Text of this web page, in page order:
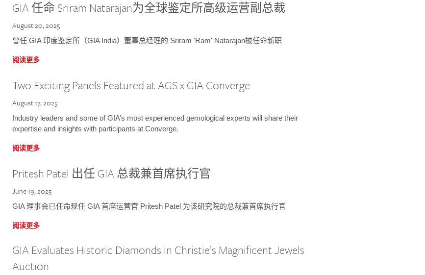
GIA 任命 Sriram Natarajan为全球鉴定所高级运营副总裁
August 20, 2025
曾任 GIA 印度鉴定所（GIA India）董事总经理的 Sriram 'Ram' Natarajan被任命新职
阅读更多
Two Exciting Panels Featured at AGS x GIA Converge
August 17, 2025
Industry leaders and some of GIA’s most experienced gemological experts will share their
expertise and insights with participants at Converge.
阅读更多
Pritesh Patel 出任 GIA 总裁兼首席执行官
June 19, 2025
GIA 理事会已任命现任 GIA 首席运营官 Pritesh Patel 为该研究院的总裁兼首席执行官
阅读更多
GIA Evaluates Historic Diamonds in Christie’s Magnificent Jewels
Auction